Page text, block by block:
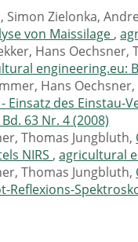
Simon Zielonka,
von Maissilage ,
Hans Oechsner,
engineering.eu:
Hans
Einsatz des Einstau-
63 Nr. 4 (2008)
Thomas Jungbluth,
NIRS ,agricultural
Thomas Jungbluth,